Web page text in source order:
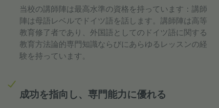
当校の講師陣は最高水準の資格を持っています：講師
陣は母語レベルでドイツ語を話します。講師陣は高等
教育修了者であり、外国語としてのドイツ語に関する
教育方法論的専門知識ならびにあらゆるレッスンの経
験を持っています。
成功を指向し、専門能力に優れる